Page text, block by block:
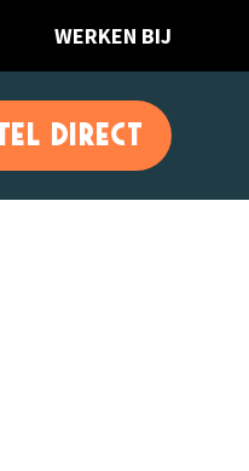
WERKEN BIJ
DIRECT